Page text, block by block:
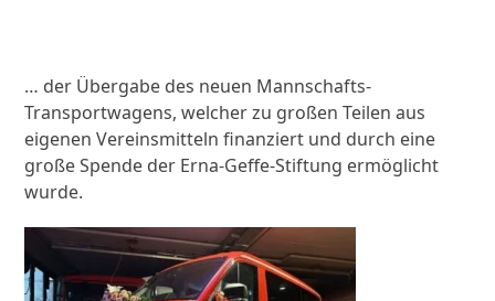
… der Übergabe des neuen Mannschafts-
Transportwagens, welcher zu großen Teilen aus
eigenen Vereinsmitteln finanziert und durch eine
große Spende der Erna-Geffe-Stiftung ermöglicht
wurde.